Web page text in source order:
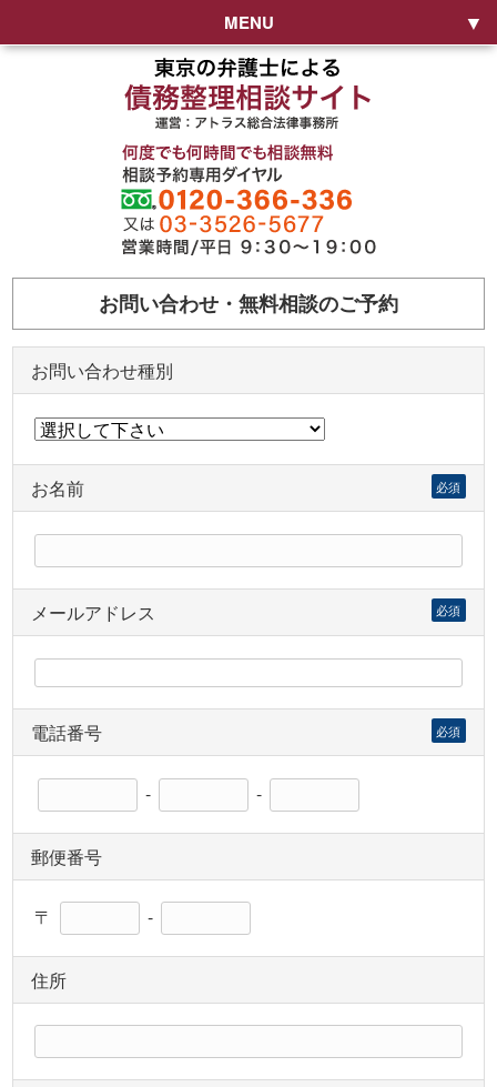
MENU
お問い合わせ・無料相談のご予約
お問い合わせ種別
お名前 必須
メールアドレス 必須
電話番号 必須
- -
郵便番号
〒 -
住所